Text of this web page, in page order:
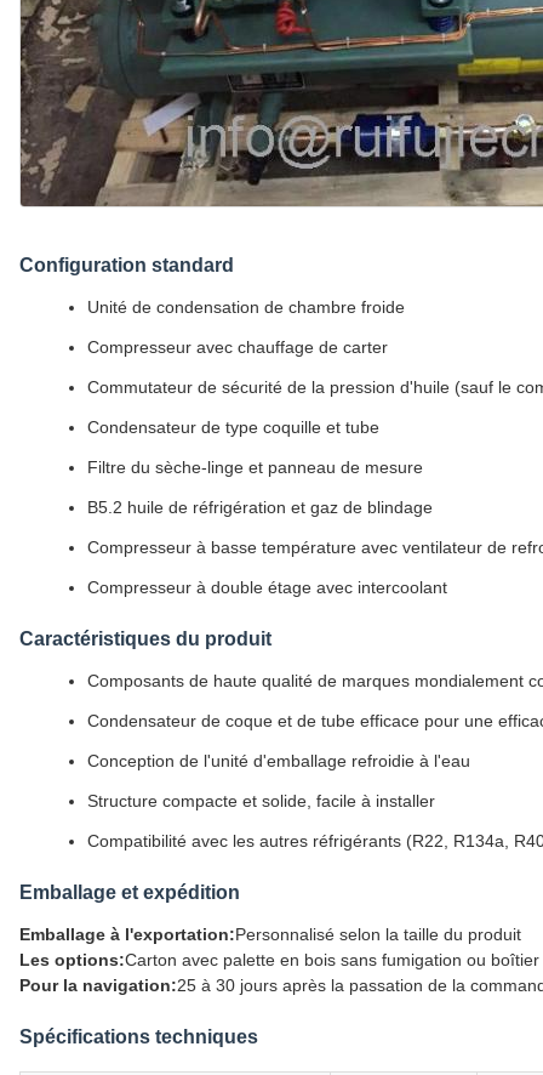
Configuration standard
Unité de condensation de chambre froide
Compresseur avec chauffage de carter
Commutateur de sécurité de la pression d'huile (sauf le
Condensateur de type coquille et tube
Filtre du sèche-linge et panneau de mesure
B5.2 huile de réfrigération et gaz de blindage
Compresseur à basse température avec ventilateur de
Compresseur à double étage avec intercoolant
Caractéristiques du produit
Composants de haute qualité de marques mondialement
Condensateur de coque et de tube efficace pour une
Conception de l'unité d'emballage refroidie à l'eau
Structure compacte et solide, facile à installer
Compatibilité avec les autres réfrigérants (R22, R134a,
Emballage et expédition
Emballage à l'exportation:Personnalisé selon la taille du produit
Les options:Carton avec palette en bois sans fumigation ou
Pour la navigation:25 à 30 jours après la passation de la
Spécifications techniques